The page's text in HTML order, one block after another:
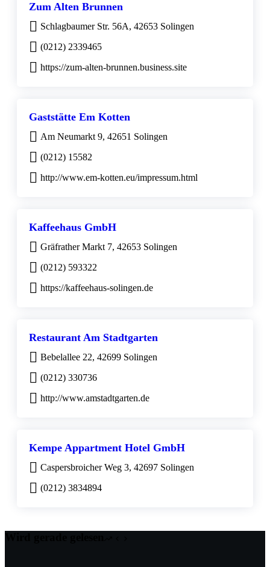
Zum Alten Brunnen
Schlagbaumer Str. 56A, 42653 Solingen
(0212) 2339465
https://zum-alten-brunnen.business.site
Gaststätte Em Kotten
Am Neumarkt 9, 42651 Solingen
(0212) 15582
http://www.em-kotten.eu/impressum.html
Kaffeehaus GmbH
Gräfrather Markt 7, 42653 Solingen
(0212) 593322
https://kaffeehaus-solingen.de
Restaurant Am Stadtgarten
Bebelallee 22, 42699 Solingen
(0212) 330736
http://www.amstadtgarten.de
Kempe Appartment Hotel GmbH
Caspersbroicher Weg 3, 42697 Solingen
(0212) 3834894